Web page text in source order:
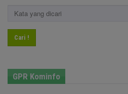
Cari !
GPR Kominfo